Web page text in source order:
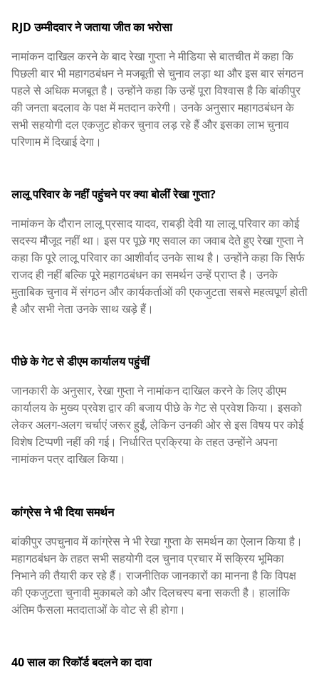
RJD उम्मीदवार ने जताया जीत का भरोसा
नामांकन दाखिल करने के बाद रेखा गुप्ता ने मीडिया से बातचीत में कहा कि
पिछली बार भी महागठबंधन ने मजबूती से चुनाव लड़ा था और इस बार संगठन
पहले से अधिक मजबूत है। उन्होंने कहा कि उन्हें पूरा विश्वास है कि बांकीपुर
की जनता बदलाव के पक्ष में मतदान करेगी। उनके अनुसार महागठबंधन के
सभी सहयोगी दल एकजुट होकर चुनाव लड़ रहे हैं और इसका लाभ चुनाव
परिणाम में दिखाई देगा।
लालू परिवार के नहीं पहुंचने पर क्या बोलीं रेखा गुप्ता?
नामांकन के दौरान लालू प्रसाद यादव, राबड़ी देवी या लालू परिवार का कोई
सदस्य मौजूद नहीं था। इस पर पूछे गए सवाल का जवाब देते हुए रेखा गुप्ता ने
कहा कि पूरे लालू परिवार का आशीर्वाद उनके साथ है। उन्होंने कहा कि सिर्फ
राजद ही नहीं बल्कि पूरे महागठबंधन का समर्थन उन्हें प्राप्त है। उनके
मुताबिक चुनाव में संगठन और कार्यकर्ताओं की एकजुटता सबसे महत्वपूर्ण होती
है और सभी नेता उनके साथ खड़े हैं।
पीछे के गेट से डीएम कार्यालय पहुंचीं
जानकारी के अनुसार, रेखा गुप्ता ने नामांकन दाखिल करने के लिए डीएम
कार्यालय के मुख्य प्रवेश द्वार की बजाय पीछे के गेट से प्रवेश किया। इसको
लेकर अलग-अलग चर्चाएं जरूर हुईं, लेकिन उनकी ओर से इस विषय पर कोई
विशेष टिप्पणी नहीं की गई। निर्धारित प्रक्रिया के तहत उन्होंने अपना
नामांकन पत्र दाखिल किया।
कांग्रेस ने भी दिया समर्थन
बांकीपुर उपचुनाव में कांग्रेस ने भी रेखा गुप्ता के समर्थन का ऐलान किया है।
महागठबंधन के तहत सभी सहयोगी दल चुनाव प्रचार में सक्रिय भूमिका
निभाने की तैयारी कर रहे हैं। राजनीतिक जानकारों का मानना है कि विपक्ष
की एकजुटता चुनावी मुकाबले को और दिलचस्प बना सकती है। हालांकि
अंतिम फैसला मतदाताओं के वोट से ही होगा।
40 साल का रिकॉर्ड बदलने का दावा